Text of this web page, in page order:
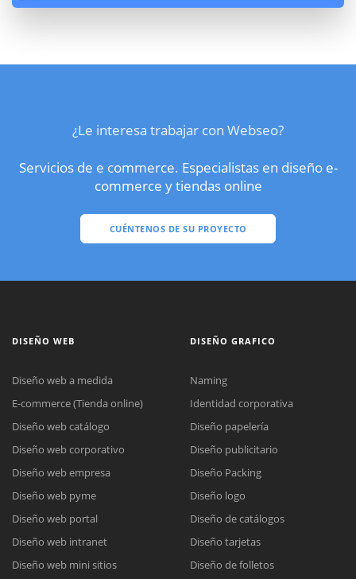
¿Le interesa trabajar con Webseo?
Servicios de e commerce. Especialistas en diseño e-
commerce y tiendas online
CUÉNTENOS DE SU PROYECTO
DISEÑO WEB
Diseño web a medida
E-commerce (Tienda online)
Diseño web catálogo
Diseño web corporativo
Diseño web empresa
Diseño web pyme
Diseño web portal
Diseño web intranet
Diseño web mini sitios
DISEÑO GRAFICO
Naming
Identidad corporativa
Diseño papelería
Diseño publicitario
Diseño Packing
Diseño logo
Diseño de catálogos
Diseño tarjetas
Diseño de folletos